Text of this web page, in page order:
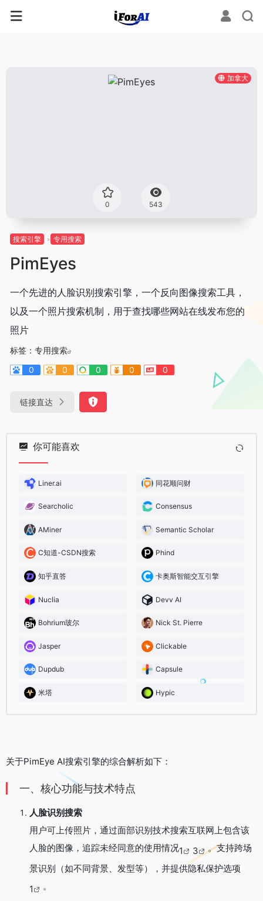
加拿大
0 543
搜索引擎 专用搜索
PimEyes
一个先进的人脸识别搜索引擎，一个反向图像搜索工具，
以及一个照片搜索机制，用于查找哪些网站在线发布您的
照片
标签： 专用搜索
0
0 0 0 0
链接直达
你可能喜欢
Liner.ai 同花顺问财
Searcholic Consensus
AMiner Semantic Scholar
C知道-CSDN搜索 Phind
知乎直答 卡奥斯智能交互引擎
Nuclia Devv AI
Bohrium玻尔 Nick St. Pierre
Jasper Clickable
Dupdub Capsule
米塔 Hypic
关于PimEye AI搜索引擎的综合解析如下：
一、核心功能与技术特点
人脸识别搜索
用户可上传照片，通过面部识别技术搜索互联网上包含该
人脸的图像，追踪未经同意的使用情况1 3
。支持跨场
景识别（如不同背景、发型等），并提供隐私保护选项
1
。